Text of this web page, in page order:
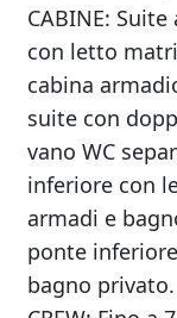
CABINE:
con letto
cabina
suite con
vano WC
inferiore con
armadi e
ponte
bagno privato.